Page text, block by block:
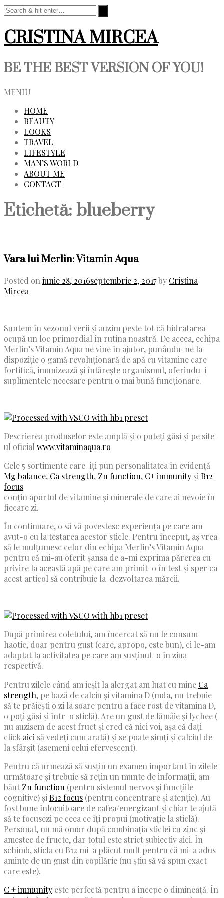
CRISTINA MIRCEA
BE THE BEST VERSION OF YOU!
MENIU
HOME
BEAUTY
LOOKS
TRAVEL
LIFESTYLE
MAN’S WORLD
ABOUT ME
CONTACT
Etichetă: blueberry
Vara lui Merlin: Vitamin Aqua
Posted on iunie 28, 2016septembrie 2, 2017by Cristina
Mircea
Suntem în sezonul verii și auzim peste tot că hidratarea
ocupă un loc primordial în rutina noastră. De aceea, echipa
Merlin’s Vitamin Aqua ne vine în ajutor, punându-ne la
dispoziție o gamă revoluționară de apă cu vitamine care
fortifică, imunizează și întărește organismul, oferindu-i
suplimentele necesare pentru o mai bună funcționare.
Descrierea produselor este amplă și o puteți găsi și pe site-
ul oficial www.vitaminaqua.ro
Cele 5 sortimente care îți pun personalitatea în evidență
Mg balance, Ca strength, Zn function, C+ immunity și B12
focus
conțin aportul de vitamine și minerale de care ai nevoie în
fiecare zi.
În continuare, o să vă povestesc experiența pe care am
avut-o eu la testarea acestor sticle. Pentru început, aș vrea
să le mulțumesc celor din echipa Merlin’s Vitamin Aqua
pentru că mi-au oferit șansa de a-mi exprima părerea cu
privire la această apă pe care am primit-o în test și sper ca
acest articol să contribuie la dezvoltarea mărcii.
După primirea coletului, am încercat să nu le consum
haotic, doar pentru gust (care, apropo, este bun), ci le-am
adaptat la activitatea pe care am susținut-o în ziua
respectivă.
Pentru zilele când am ieșit la alergat am luat cu mine Ca
strength, pe bază de calciu și vitamina D (mda, nu trebuie
să te prăjești o zi la soare pentru a face rost de vitamina D,
o poți găsi și într-o sticlă). Are un gust de lămâie și lychee (
nu auzisem de acest fruct și cred că nici voi, așa că dați
click aici să vedeți cum arată) și se poate simți și calciul de
la sfârșit (asemeni celui efervescent).
Pentru că urmează să susțin un examen important în zilele
următoare și trebuie să rețin un munte de informații, am
băut Zn function (pentru sistemul nervos și funcțiile
cognitive) și B12 focus (pentru concentrare și atenție). Au
fost bune înlocuitoare de cafea/energizant și chiar te ajută
să te focusezi pe ceea ce îți propui (motivație la sticlă).
Personal, nu mă omor după combinația sticlei cu zinc și
amestec de fructe, dar totul este strict subiectiv aici. În
schimb, sticla cu B12 mi-a plăcut mult pentru că mi-a adus
aminte de un gust din copilărie (nu știu să vă spun exact
care este).
C + immunity este perfectă pentru a începe o dimineață. În